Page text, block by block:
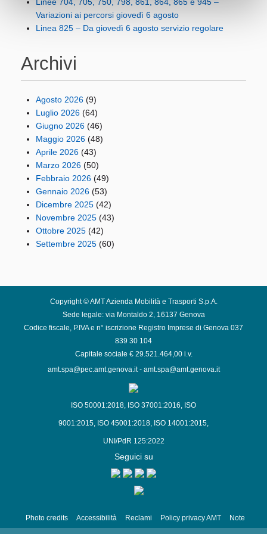
Linee 704, 705, 750, 798, 861, 864, 865 e 945 –
Variazioni ai percorsi giovedì 6 agosto
Linea 825 – Da giovedì 6 agosto servizio regolare
Archivi
Agosto 2026 (9)
Luglio 2026 (64)
Giugno 2026 (46)
Maggio 2026 (48)
Aprile 2026 (43)
Marzo 2026 (50)
Febbraio 2026 (49)
Gennaio 2026 (53)
Dicembre 2025 (42)
Novembre 2025 (43)
Ottobre 2025 (42)
Settembre 2025 (60)
Copyright © AMT Azienda Mobilità e Trasporti S.p.A.
Sede legale: via Montaldo 2, 16137 Genova
Codice fiscale, P.IVA e n° iscrizione Registro Imprese di Genova 037
839 30 104
Capitale sociale € 29.521.464,00 i.v.
amt.spa@pec.amt.genova.it- amt.spa@amt.genova.it
ISO 50001:2018, ISO 37001:2016, ISO
9001:2015, ISO 45001:2018, ISO 14001:2015,
UNI/PdR 125:2022
Seguici su
Photo credits Accessibilità Reclami Policy privacy AMT
Note